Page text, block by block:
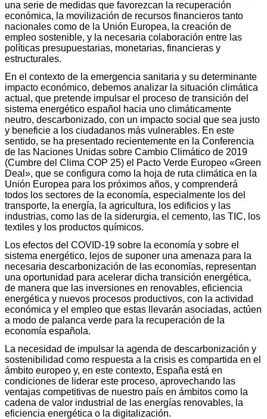
una serie de medidas que favorezcan la recuperación
económica, la movilización de recursos financieros tanto
nacionales como de la Unión Europea, la creación de
empleo sostenible, y la necesaria colaboración entre las
políticas presupuestarias, monetarias, financieras y
estructurales.
En el contexto de la emergencia sanitaria y su determinante
impacto económico, debemos analizar la situación climática
actual, que pretende impulsar el proceso de transición del
sistema energético español hacia uno climáticamente
neutro, descarbonizado, con un impacto social que sea justo
y beneficie a los ciudadanos más vulnerables. En este
sentido, se ha presentado recientemente en la Conferencia
de las Naciones Unidas sobre Cambio Climático de 2019
(Cumbre del Clima COP 25) el Pacto Verde Europeo «Green
Deal», que se configura como la hoja de ruta climática en la
Unión Europea para los próximos años, y comprenderá
todos los sectores de la economía, especialmente los del
transporte, la energía, la agricultura, los edificios y las
industrias, como las de la siderurgia, el cemento, las TIC, los
textiles y los productos químicos.
Los efectos del COVID-19 sobre la economía y sobre el
sistema energético, lejos de suponer una amenaza para la
necesaria descarbonización de las economías, representan
una oportunidad para acelerar dicha transición energética,
de manera que las inversiones en renovables, eficiencia
energética y nuevos procesos productivos, con la actividad
económica y el empleo que estas llevarán asociadas, actúen
a modo de palanca verde para la recuperación de la
economía española.
La necesidad de impulsar la agenda de descarbonización y
sostenibilidad como respuesta a la crisis es compartida en el
ámbito europeo y, en este contexto, España está en
condiciones de liderar este proceso, aprovechando las
ventajas competitivas de nuestro país en ámbitos como la
cadena de valor industrial de las energías renovables, la
eficiencia energética o la digitalización.